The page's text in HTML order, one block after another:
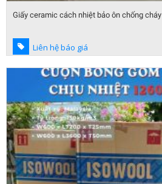
Giấy ceramic cách nhiệt bảo ôn chống cháy
Liên hệ báo giá